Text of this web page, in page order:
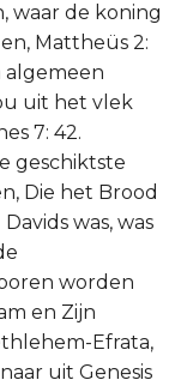
waar de koning
Mattheüs 2:
algemeen
uit het vlek
7: 42.
geschiktste
Die het Brood
was, was
worden
en Zijn
Efrata,
uit Genesis